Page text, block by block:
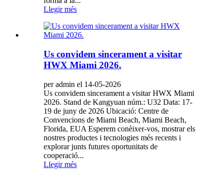
Llegir més
Us convidem sincerament a visitar
HWX Miami 2026.
per admin el 14-05-2026
Us convidem sincerament a visitar HWX Miami
2026. Stand de Kangyuan núm.: U32 Data: 17-
19 de juny de 2026 Ubicació: Centre de
Convencions de Miami Beach, Miami Beach,
Florida, EUA Esperem conèixer-vos, mostrar els
nostres productes i tecnologies més recents i
explorar junts futures oportunitats de
cooperació...
Llegir més